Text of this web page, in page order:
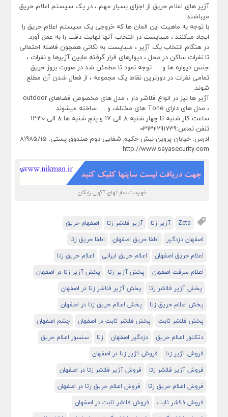
آژیر های اعلام حریق از اجزای بسیار مهم ، در یک سیستم اعلام حریق
میباشند.
با توجه به ماهیت این المان ها که خروجی یک سیستم اعلام حریق را
ایجاد میکنند ، میبایست در انتخاب آنها نهایت دقت را به عمل آورد.
در هنگام انتخاب یک آژیر ، میبایست به نکاتی همچون فاصله احتمالی
تا نفرات ساکن در محل ، دیوارهای قرار گرفته مابین آژیرها و نفرات ،
جنس دیواره ها و … توجه نمود تا مطمئن شد در صورت بروز حریق
تمامی نفرات در دورترین نقاط یک مجموعه ، از فعال شدن آن مطلع
شوند.
آژیر ها نیز در انواع فلاشر دار ، مدل های مخصوص فضاهای outdoor
، مدل های دارای Tone های مختلف و … ساخته میشوند.
ساعت کار شنبه تا چهار شنبه 8 الی 17 و پنج شنبه ها 8 الی 12:30
تلفن تماس:03132291739
ادرس: خیابان پروین-نبش حکیم شفایی دوم صندوق پستی: 81985/15
http://www.sayasecurity.com
فهرست سایتهای آگهی رایگان
Zeta آژیر زتا آژیر فلاشر زتا
اصفهام حریق
اصفهان دزدگیر
اطفا حریق اصفهان
اطفا حریق زتا
اعلام حریق اصفهان
اعلام حریق ایرانی
اعلام حریق زتا
اعلام سرقت اصفهان
پخش آژیر زتا
پخش آژیر زتا در اصفهان
پخش آژیر فلاشر زتا
پخش آژیر فلاشر زتا در اصفهان
پخش اعلام حریق زتا
پخش اعلام حریق زتا در اصفهان
پخش فلاشر ثابت
پخش فلاشر ثابت در اصفهان
چشم اصفهان
دتکتور اعلام حریق
دزدگیر اصفهان زتا
سنسور اعلام حریق
فروش آژیر زتا
فروش آژیر زتا در اصفهان
فروش آژیر فلاشر زتا
فروش آژیر فلاشر زتا در اصفهان
فروش اعلام حریق زتا
فروش اعلام حریق زتا در اصفهان
فروش فلاشر ثابت
فروش فلاشر ثابت در اصفهان